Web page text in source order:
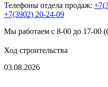
Телефоны отдела продаж:
+7(3902) 20-24-09
Мы работаем с 8-00 до 17-00
Ход строительства
03.08.2026